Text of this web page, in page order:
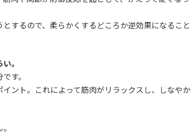
するので、柔らかくするどころか逆効果になること
。
す。
ント。これによって筋肉がリラックスし、しなやか